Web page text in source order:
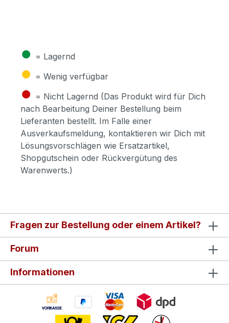
● = Lagernd
● = Wenig verfügbar
● = Nicht Lagernd (Das Produkt wird für Dich
nach Bearbeitung Deiner Bestellung beim
Lieferanten bestellt. Im Falle einer
Ausverkaufsmeldung, kontaktieren wir Dich mit
Lösungsvorschlägen wie Ersatzartikel,
Shopgutschein oder Rückvergütung des
Warenwerts.)
Fragen zur Bestellung oder einem Artikel?
Forum
Informationen